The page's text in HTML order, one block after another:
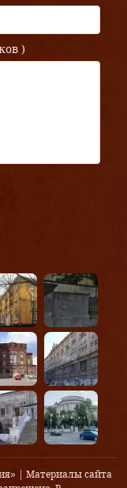
)
| Материалы сайта